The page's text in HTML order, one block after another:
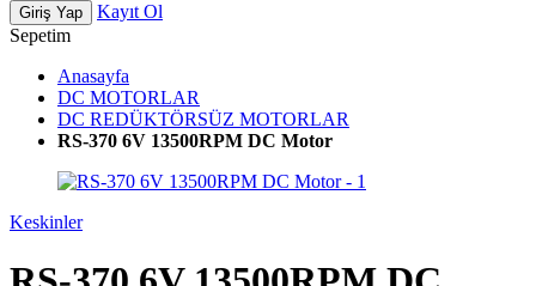
Giriş Yap
Kayıt Ol
Sepetim
Anasayfa
DC MOTORLAR
DC REDÜKTÖRSÜZ MOTORLAR
RS-370 6V 13500RPM DC Motor
Keskinler